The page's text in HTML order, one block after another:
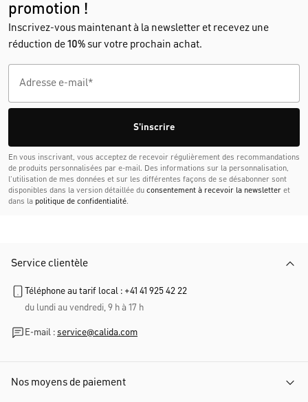
promotion !
Inscrivez-vous maintenant à la newsletter et recevez une
réduction de10%sur votre prochain achat.
S'inscrire
En vous inscrivant, vous acceptez de recevoir régulièrement des recommandations
de produits personnalisées par e-mail. Des informations sur la personnalisation,
l’utilisation de mes données et sur les différentes façons de se désabonner sont
disponibles dans la version détaillée du consentement à recevoir la newsletter et
dans la politique de confidentialité.
Service clientèle
Téléphone au tarif local : +41 41 925 42 22
du lundi au vendredi, 9 h à 17 h
E-mail : service@calida.com
Nos moyens de paiement